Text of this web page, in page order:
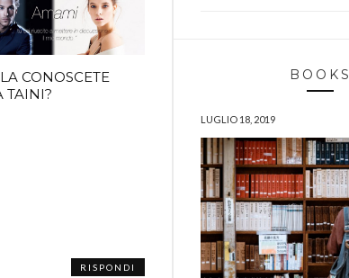
CONOSCETE
TAINI?
RISPONDI
BOOKS
LUGLIO 18, 2019